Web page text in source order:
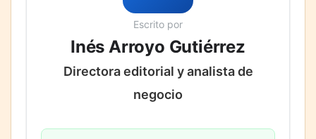
Escrito por
Inés Arroyo Gutiérrez
Directora editorial y analista de
negocio